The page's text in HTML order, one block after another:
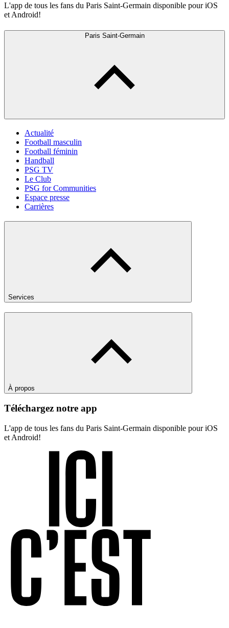
L'app de tous les fans du Paris Saint-Germain disponible pour iOS
et Android!
Paris Saint-Germain
Actualité
Football masculin
Football féminin
Handball
PSG TV
Le Club
PSG for Communities
Espace presse
Carrières
Services
À propos
Téléchargez notre app
L'app de tous les fans du Paris Saint-Germain disponible pour iOS
et Android!